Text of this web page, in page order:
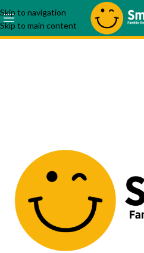
Skip to navigation
Skip to main content